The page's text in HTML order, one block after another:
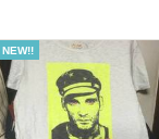
NEW!!